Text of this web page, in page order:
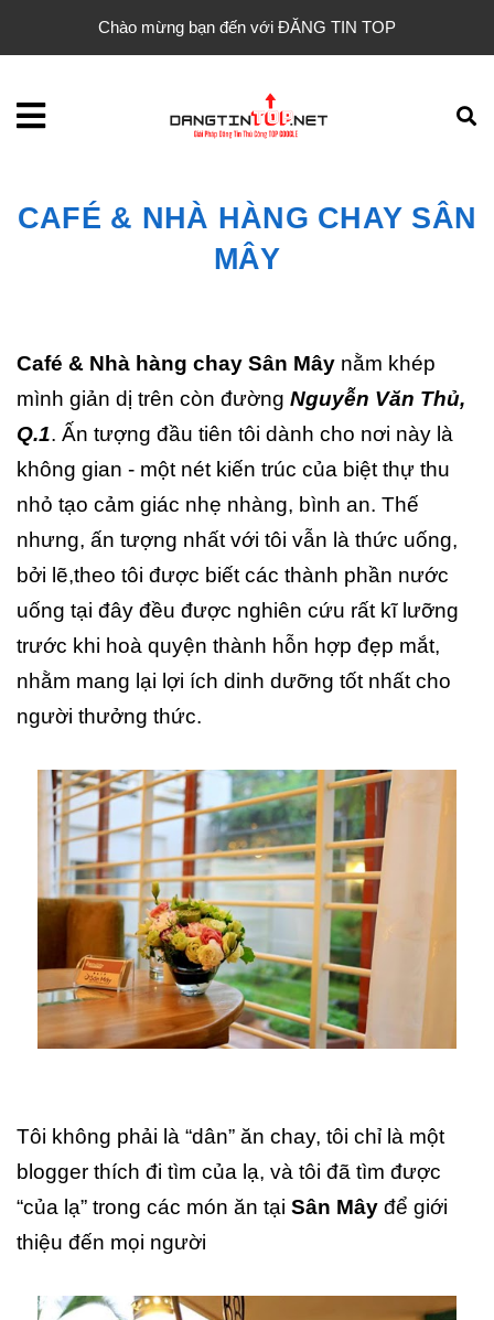
Chào mừng bạn đến với ĐĂNG TIN TOP
CAFÉ & NHÀ HÀNG CHAY SÂN
MÂY
Café & Nhà hàng chay Sân Mây nằm khép
mình giản dị trên còn đường Nguyễn Văn Thủ,
Q.1. Ấn tượng đầu tiên tôi dành cho nơi này là
không gian - một nét kiến trúc của biệt thự thu
nhỏ tạo cảm giác nhẹ nhàng, bình an. Thế
nhưng, ấn tượng nhất với tôi vẫn là thức uống,
bởi lẽ,theo tôi được biết các thành phần nước
uống tại đây đều được nghiên cứu rất kĩ lưỡng
trước khi hoà quyện thành hỗn hợp đẹp mắt,
nhằm mang lại lợi ích dinh dưỡng tốt nhất cho
người thưởng thức.
Tôi không phải là “dân” ăn chay, tôi chỉ là một
blogger thích đi tìm của lạ, và tôi đã tìm được
“của lạ” trong các món ăn tại Sân Mây để giới
thiệu đến mọi người